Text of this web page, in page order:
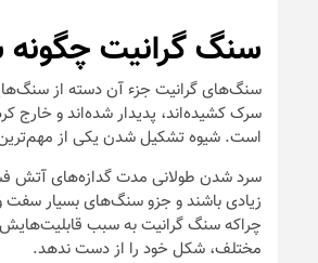
سنگ گرانیت
سنگ‌های گرانیت جزء آن دسته از
سرک کشیده‌اند، پدیدار شده‌اند و
است. شیوه تشکیل شدن یکی از
سرد شدن طولانی مدت گدازه‌های آتش
زیادی باشند و جزو سنگ‌های بسیار
چراکه سنگ گرانیت به سبب قابلیت‌هایش
مختلف، شکل خود را از دست ندهد.